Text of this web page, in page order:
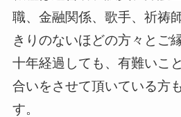
職、金融関係、歌手、祈祷
きりのないほどの方々とご
十年経過しても、有難いこ
合いをさせて頂いている方
す。